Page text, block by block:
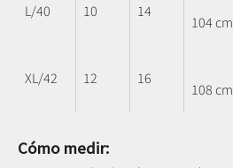
L/40 10 14
104 cm
XL/42 12 16
108
Cómo medir: